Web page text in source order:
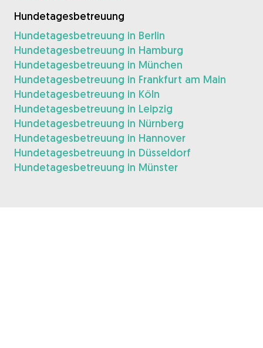
Hundetagesbetreuung
Hundetagesbetreuung in Berlin
Hundetagesbetreuung in Hamburg
Hundetagesbetreuung in München
Hundetagesbetreuung in Frankfurt am Main
Hundetagesbetreuung in Köln
Hundetagesbetreuung in Leipzig
Hundetagesbetreuung in Nürnberg
Hundetagesbetreuung in Hannover
Hundetagesbetreuung in Düsseldorf
Hundetagesbetreuung in Münster